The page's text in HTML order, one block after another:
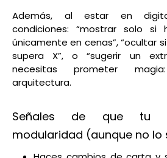
Además, al estar en
condiciones: “mostrar solo si
únicamente en cenas”, “ocultar
supera X”, o “sugerir un
necesitas prometer
arquitectura.
Señales de que tu
modularidad (aunque no lo